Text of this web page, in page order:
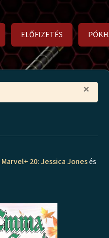
ELŐFIZETÉS
×
Marvel+ 20: Jessica Jonesés